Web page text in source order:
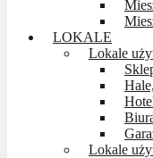
LOKALE
Lokale
Lokale